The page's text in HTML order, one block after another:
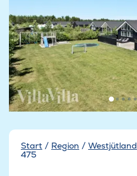
Start / Region / Westjütland
475